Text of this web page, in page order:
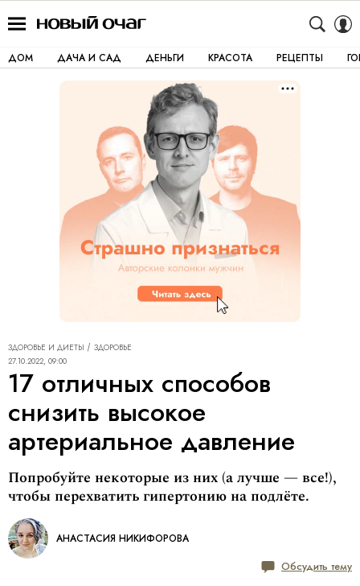
ДОМ ДАЧА И САД ДЕНЬГИ КРАСОТА РЕЦЕПТЫ
ЗДОРОВЬЕ И ДИЕТЫ
ЗДОРОВЬЕ
27.10.2022, 09:00
17 отличных способов
снизить высокое
артериальное давление
Попробуйте некоторые из них (а лучше — все!),
чтобы перехватить гипертонию на подлёте.
АНАСТАСИЯ НИКИФОРОВА
Обсудить тему